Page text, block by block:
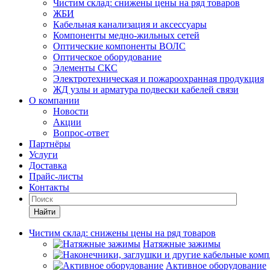
Чистим склад: снижены цены на ряд товаров
ЖБИ
Кабельная канализация и аксессуары
Компоненты медно-жильных сетей
Оптические компоненты ВОЛС
Оптическое оборудование
Элементы СКС
Электротехническая и пожароохранная продукция
ЖД узлы и арматура подвески кабелей связи
О компании
Новости
Акции
Вопрос-ответ
Партнёры
Услуги
Доставка
Прайс-листы
Контакты
Найти
Чистим склад: снижены цены на ряд товаров
Натяжные зажимы
Активное оборудование